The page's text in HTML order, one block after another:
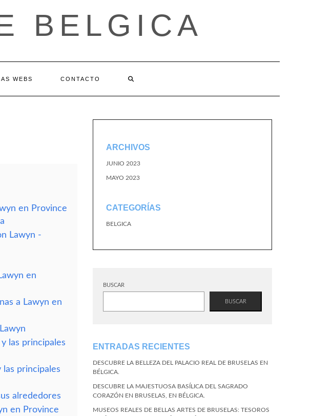
BELGICA
WEBS CONTACTO
en Province
Lawyn -
en
a Lawyn en
las principales
las principales
alrededores
en Province
ARCHIVOS
JUNIO 2023
MAYO 2023
CATEGORÍAS
BELGICA
BUSCAR
BUSCAR
ENTRADAS RECIENTES
DESCUBRE LA BELLEZA DEL PALACIO REAL DE BRUSELAS EN
BÉLGICA.
DESCUBRE LA MAJESTUOSA BASÍLICA DEL SAGRADO
CORAZÓN EN BRUSELAS, EN BÉLGICA.
MUSEOS REALES DE BELLAS ARTES DE BRUSELAS: TESOROS